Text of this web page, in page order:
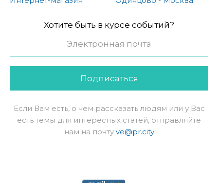
Хотите быть в курсе событий?
Подписаться
Если Вам есть, о чем рассказать людям или у Вас
есть темы для интересных статей, отправляйте
нам на почту ve@pr.city